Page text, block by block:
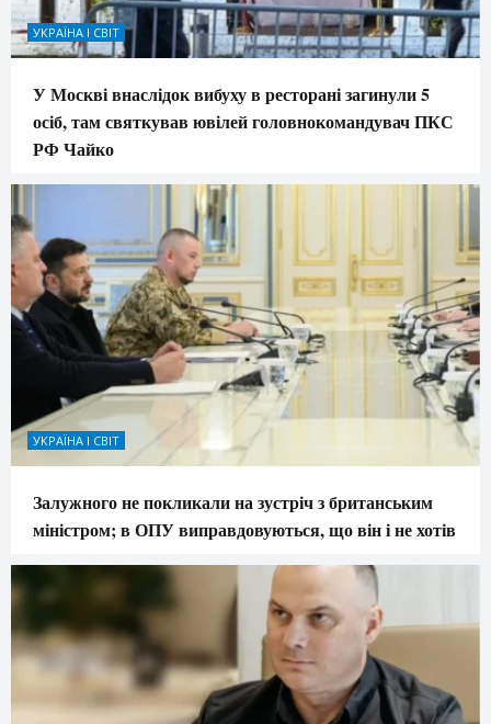
УКРАЇНА І СВІТ
У Москві внаслідок вибуху в ресторані загинули 5
осіб, там святкував ювілей головнокомандувач ПКС
РФ Чайко
УКРАЇНА І СВІТ
Залужного не покликали на зустріч з британським
міністром; в ОПУ виправдовуються, що він і не хотів